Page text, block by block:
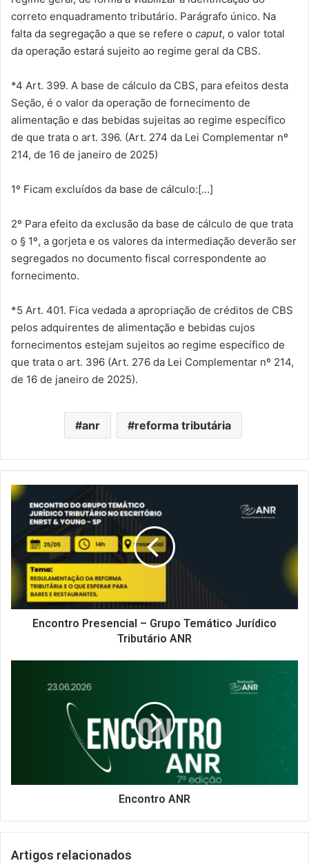
correto enquadramento tributário. Parágrafo único. Na
falta da segregação a que se refere o caput, o valor total
da operação estará sujeito ao regime geral da CBS.
*4 Art. 399. A base de cálculo da CBS, para efeitos desta
Seção, é o valor da operação de fornecimento de
alimentação e das bebidas sujeitas ao regime específico
de que trata o art. 396. (Art. 274 da Lei Complementar nº
214, de 16 de janeiro de 2025)
1º Ficam excluídos da base de cálculo:[…]
2º Para efeito da exclusão da base de cálculo de que trata
o § 1º, a gorjeta e os valores da intermediação deverão ser
segregados no documento fiscal correspondente ao
fornecimento.
*5 Art. 401. Fica vedada a apropriação de créditos de CBS
pelos adquirentes de alimentação e bebidas cujos
fornecimentos estejam sujeitos ao regime específico de
que trata o art. 396 (Art. 276 da Lei Complementar nº 214,
de 16 de janeiro de 2025).
anr reforma tributária
Encontro
Presencial
Grupo
Temático
Jurídico
Tributário
ANR
Encontro Presencial – Grupo Temático Jurídico
Tributário ANR
Encontro ANR
Artigos relacionados